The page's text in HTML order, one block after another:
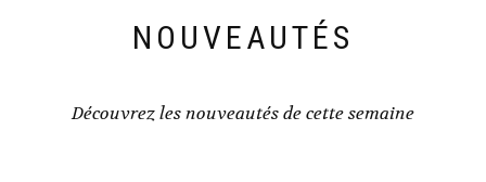
NOUVEAUTÉS
Découvrez les nouveautés de cette semaine